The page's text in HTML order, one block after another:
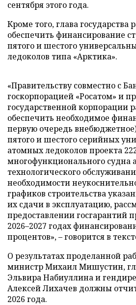
сентября этого года.
Кроме того, глава государства
обеспечить финансирование
пятого и шестого
ледоколов типа «Арктика».
«Правительству совместно с
госкорпорацией «Росатом» и
государственной корпорации
обеспечить необходимое
первую очередь
пятого и шестого серийных
атомных ледоколов проекта
многофункционального судна
технологического
необходимости
графиков строительства
их сдачи в эксплуатацию,
предоставлении госгарантий
2026–2027 годах
процентов», – говорится в
О результатах проделанной
министр Михаил Мишустин,
Эльвира Набиуллина и
Алексей Лихачев должны
2026 года.